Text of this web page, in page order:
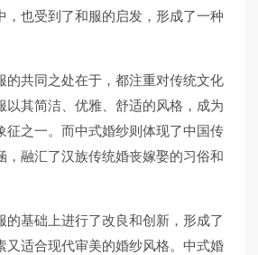
，也受到了和服的启发，形成了一种
的共同之处在于，都注重对传统文化
以其简洁、优雅、舒适的风格，成为
征之一。而中式婚纱则体现了中国传
，融汇了汉族传统婚丧嫁娶的习俗和
的基础上进行了改良和创新，形成了
又适合现代审美的婚纱风格。中式婚